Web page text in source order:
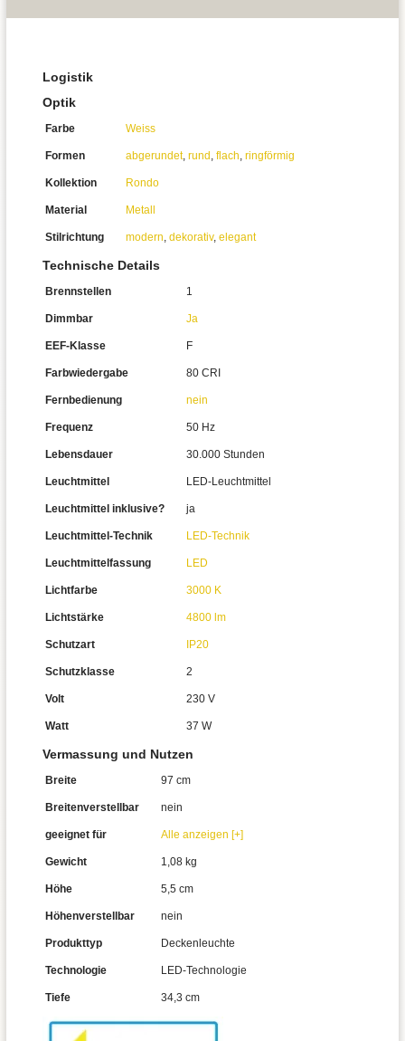
Logistik
Optik
Farbe Weiss
Formen abgerundet, rund , flach, ringförmig
Kollektion Rondo
Material Metall
Stilrichtung modern, dekorativ, elegant
Technische Details
Brennstellen 1
Dimmbar Ja
EEF-Klasse F
Farbwiedergabe 80 CRI
Fernbedienung nein
Frequenz 50 Hz
Lebensdauer 30.000 Stunden
Leuchtmittel LED-Leuchtmittel
Leuchtmittel inklusive? ja
Leuchtmittel-Technik LED-Technik
Leuchtmittelfassung LED
Lichtfarbe 3000 K
Lichtstärke 4800 lm
Schutzart IP20
Schutzklasse 2
Volt 230 V
Watt 37 W
Vermassung und Nutzen
Breite 97 cm
Breitenverstellbar nein
geeignet für Alle anzeigen [+]
Gewicht 1,08 kg
Höhe 5,5 cm
Höhenverstellbar nein
Produkttyp Deckenleuchte
Technologie LED-Technologie
Tiefe 34,3 cm